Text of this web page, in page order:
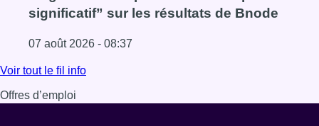
significatif” sur les résultats de Bnode
07 août 2026 - 08:37
Lire l'article La grève chez Bpost a eu un “impact
Voir tout le fil info
Offres d’emploi